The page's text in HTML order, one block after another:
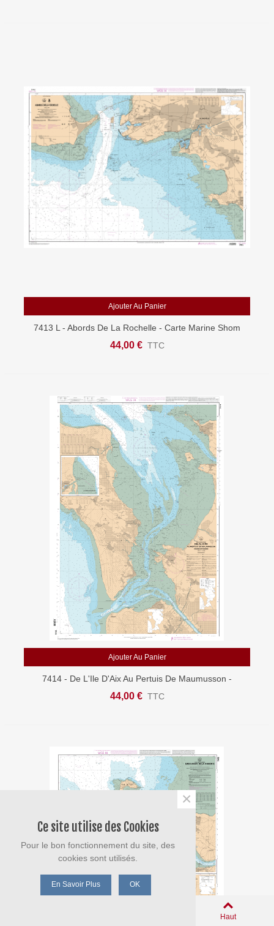
Ajouter Au Panier
7413 L - Abords De La Rochelle - Carte Marine Shom
Papier
44,00 € TTC
Ajouter Au Panier
7414 - De L'Ile D'Aix Au Pertuis De Maumusson -
Coureau D'Oléron - Carte Marine Shom Papier
44,00 € TTC
Haut
Ce site utilise des Cookies
Pour le bon fonctionnement du site, des
cookies sont utilisés.
En Savoir Plus OK
×